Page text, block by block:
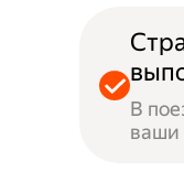
В
ваши